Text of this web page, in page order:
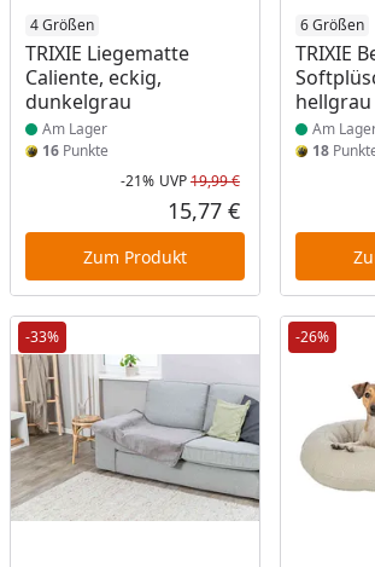
4 Größen
TRIXIE Liegematte
Caliente, eckig,
dunkelgrau
Produkt am Lager
Am Lager
16 Punkte
Rabatt in
-21%
Ursprünglicher
UVP19,99 €
Aktueller Preis
15,77 €
Zum Produkt
6 Größen
TRIXIE
hellgrau
Produkt
Am
18
-33% -26%